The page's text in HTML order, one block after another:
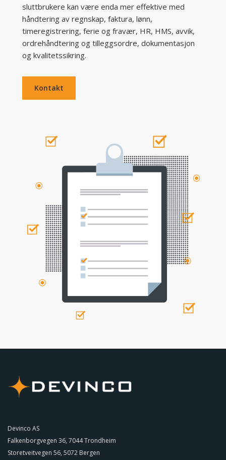
sluttbrukere kan være enda mer effektive med
håndtering av regnskap, faktura, lønn,
timeregistrering, ferie og fravær, HR, HMS, avvik,
ordrehåndtering og tilleggsordre, dokumentasjon
og kvalitetssikring.
Kontakt
Devinco AS
Falkenborgvegen 36, 7044 Trondheim
Storetveitvegen 56, 5072 Bergen